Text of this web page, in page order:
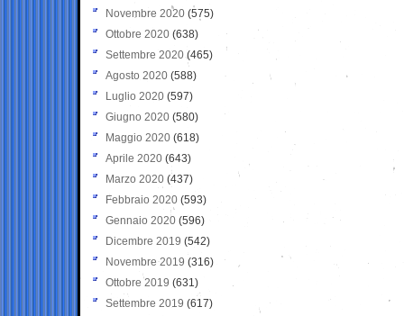
Novembre 2020 (575)
Ottobre 2020 (638)
Settembre 2020(465)
Agosto 2020 (588)
Luglio 2020 (597)
Giugno 2020 (580)
Maggio 2020 (618)
Aprile 2020 (643)
Marzo 2020 (437)
Febbraio 2020 (593)
Gennaio 2020 (596)
Dicembre 2019 (542)
Novembre 2019 (316)
Ottobre 2019 (631)
Settembre 2019 (617)